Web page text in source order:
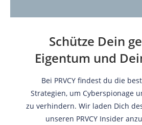
Schütze Dein
Eigentum und
Bei PRVCY findest du die
Strategien, um Cyberspionage
zu verhindern. Wir laden Dich
unseren PRVCY Insider